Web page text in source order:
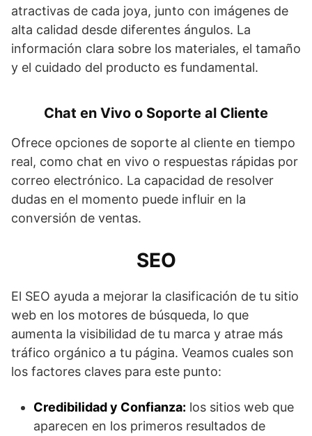
atractivas de cada joya, junto con imágenes de
alta calidad desde diferentes ángulos. La
información clara sobre los materiales, el tamaño
y el cuidado del producto es fundamental.
Chat en Vivo o Soporte al Cliente
Ofrece opciones de soporte al cliente en tiempo
real, como chat en vivo o respuestas rápidas por
correo electrónico. La capacidad de resolver
dudas en el momento puede influir en la
conversión de ventas.
SEO
El SEO ayuda a mejorar la clasificación de tu sitio
web en los motores de búsqueda, lo que
aumenta la visibilidad de tu marca y atrae más
tráfico orgánico a tu página. Veamos cuales son
los factores claves para este punto:
Credibilidad y Confianza: los sitios web que
aparecen en los primeros resultados de